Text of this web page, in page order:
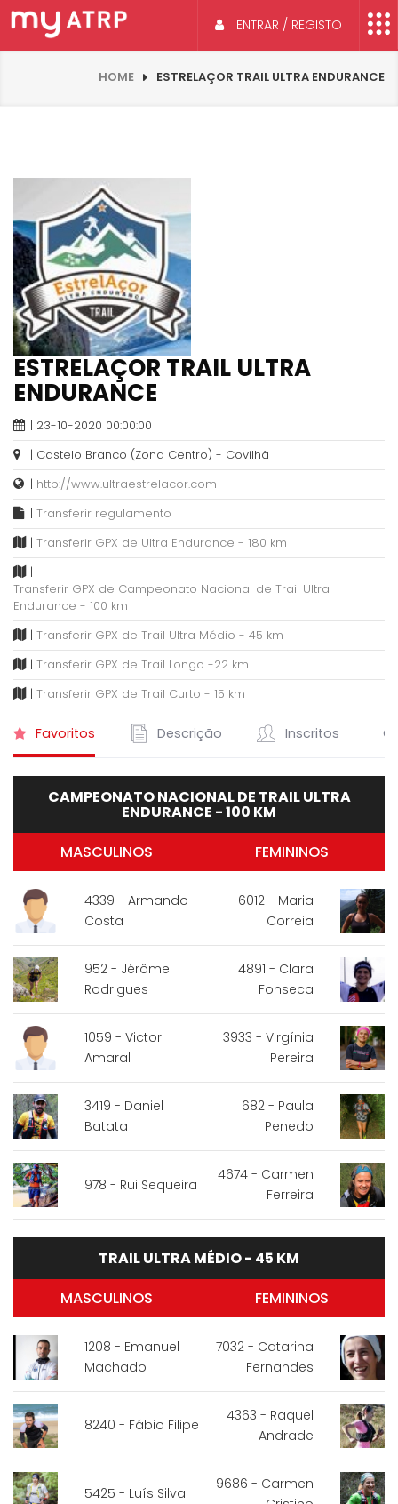
ENTRAR / REGISTO
HOME ESTRELAÇOR TRAIL ULTRA ENDURANCE
ESTRELAÇOR TRAIL ULTRA
ENDURANCE
| 23-10-2020 00:00:00
| Castelo Branco (Zona Centro) - Covilhã
| http://www.ultraestrelacor.com
| Transferir regulamento
| Transferir GPX de Ultra Endurance - 180 km
|
Transferir GPX de Campeonato Nacional de Trail Ultra
Endurance - 100 km
| Transferir GPX de Trail Ultra Médio - 45 km
| Transferir GPX de Trail Longo -22 km
| Transferir GPX de Trail Curto - 15 km
Favoritos Descrição Inscritos
CAMPEONATO NACIONAL DE TRAIL ULTRA
ENDURANCE - 100 KM
MASCULINOS
4339 - Armando
Costa
952 - Jérôme
Rodrigues
1059 - Victor
Amaral
3419 - Daniel
Batata
978 - Rui Sequeira
FEMININOS
6012 - Maria
Correia
4891 - Clara
Fonseca
3933 - Virgínia
Pereira
682 - Paula
Penedo
4674 - Carmen
Ferreira
TRAIL ULTRA MÉDIO - 45 KM
MASCULINOS
1208 - Emanuel
Machado
8240 - Fábio Filipe
5425 - Luís Silva
FEMININOS
7032 - Catarina
Fernandes
4363 - Raquel
Andrade
9686 - Carmen